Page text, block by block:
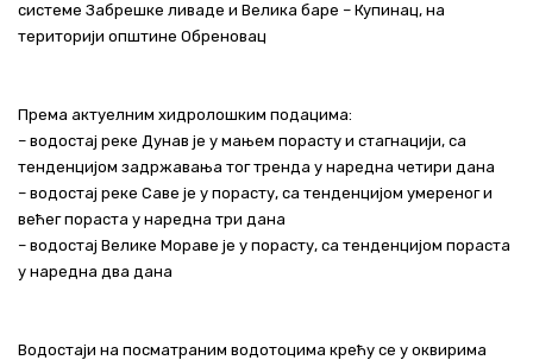
системе Забрешке ливаде и Велика баре – Купинац, на
територији општине Обреновац
Према актуелним хидролошким подацима:
– водостај реке Дунав је у мањем порасту и стагнацији, са
тенденцијом задржавања тог тренда у наредна четири дана
– водостај реке Саве је у порасту, са тенденцијом умереног и
већег пораста у наредна три дана
– водостај Велике Мораве је у порасту, са тенденцијом пораста
у наредна два дана
Водостаји на посматраним водотоцима крећу се у оквирима